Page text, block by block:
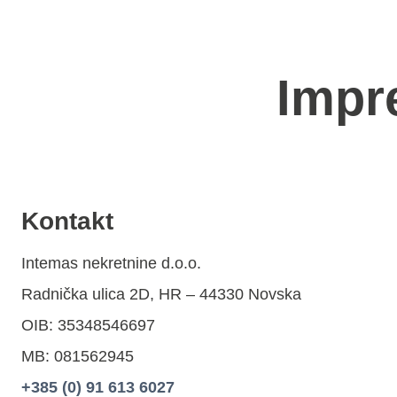
Kontakt
Intemas nekretnine d.o.o.
Radnička ulica 2D, HR – 44330 Novska
OIB: 35348546697
MB: 081562945
+385 (0) 91 613 6027